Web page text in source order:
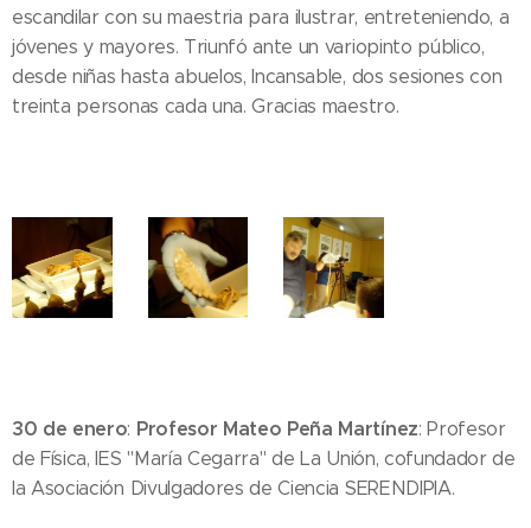
escandilar con su maestria para ilustrar, entreteniendo, a
jóvenes y mayores. Triunfó ante un variopinto público,
desde niñas hasta abuelos, Incansable, dos sesiones con
treinta personas cada una. Gracias maestro.
30 de enero: Profesor Mateo Peña Martínez: Profesor
de Física, IES "María Cegarra" de La Unión, cofundador de
la Asociación Divulgadores de Ciencia SERENDIPIA.